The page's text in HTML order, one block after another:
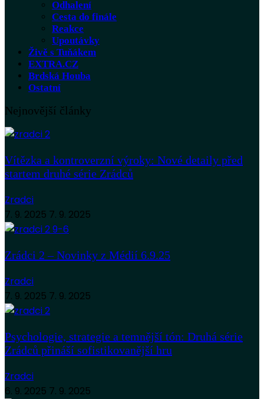
Odhalení
Cesta do finále
Reakce
Upoutávky
Živě s Tuňákem
EXTRA.CZ
Brdská Houba
Ostatní
Nejnovější články
Vítězka a kontroverzní výroky: Nové detaily před
startem druhé série Zrádců
Zradci
7. 9. 2025 7. 9. 2025
Zrádci 2 – Novinky z Médií 6.9.25
Zradci
7. 9. 2025 7. 9. 2025
Psychologie, strategie a temnější tón: Druhá série
Zrádců přináší sofistikovanější hru
Zradci
6. 9. 2025 7. 9. 2025